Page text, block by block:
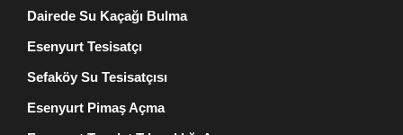
Dairede Su Kaçağı Bulma
Esenyurt Tesisatçı
Sefaköy Su Tesisatçısı
Esenyurt Pimaş Açma